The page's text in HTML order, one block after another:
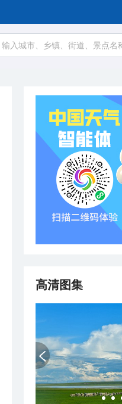
高清图集